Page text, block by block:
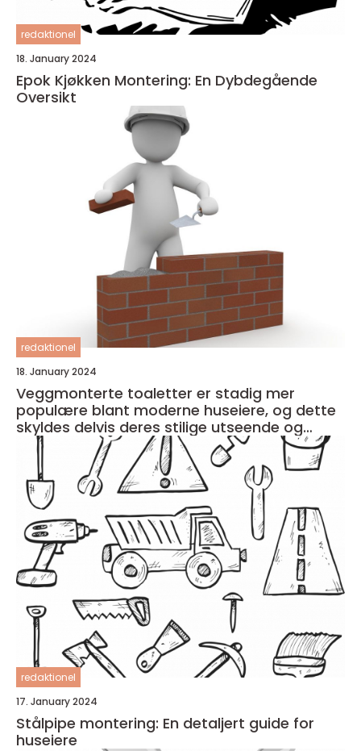
redaktionel
18. January 2024
Epok Kjøkken Montering: En Dybdegående
Oversikt
redaktionel
18. January 2024
Veggmonterte toaletter er stadig mer
populære blant moderne huseiere, og dette
skyldes delvis deres stilige utseende og
plassbesparende design
redaktionel
17. January 2024
Stålpipe montering: En detaljert guide for
huseiere